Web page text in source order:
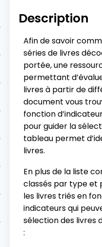
Description
Afin de savoir
séries de livres
portée, une
permettant
livres à partir de
document vous
fonction
pour guider la
tableau permet
livres.
En plus de la liste
classés par type et
les livres triés en
indicateurs qui
sélection des livres
: